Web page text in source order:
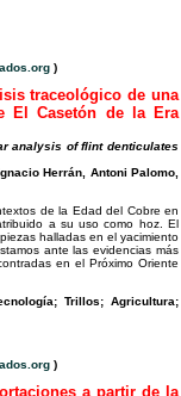
)
traceológico de una
El Casetón de la Era
analysis of flint denticulates
Herrán, Antoni Palomo,
de la Edad del Cobre en
a su uso como hoz. El
halladas en el yacimiento
ante las evidencias más
en el Próximo Oriente
Trillos; Agricultura;
)
a partir de la